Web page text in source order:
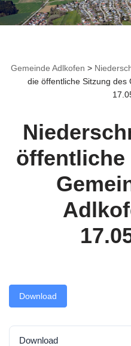
Gemeinde Adlkofen >
die öffentliche Sitzung des
öffentliche
Download
Download